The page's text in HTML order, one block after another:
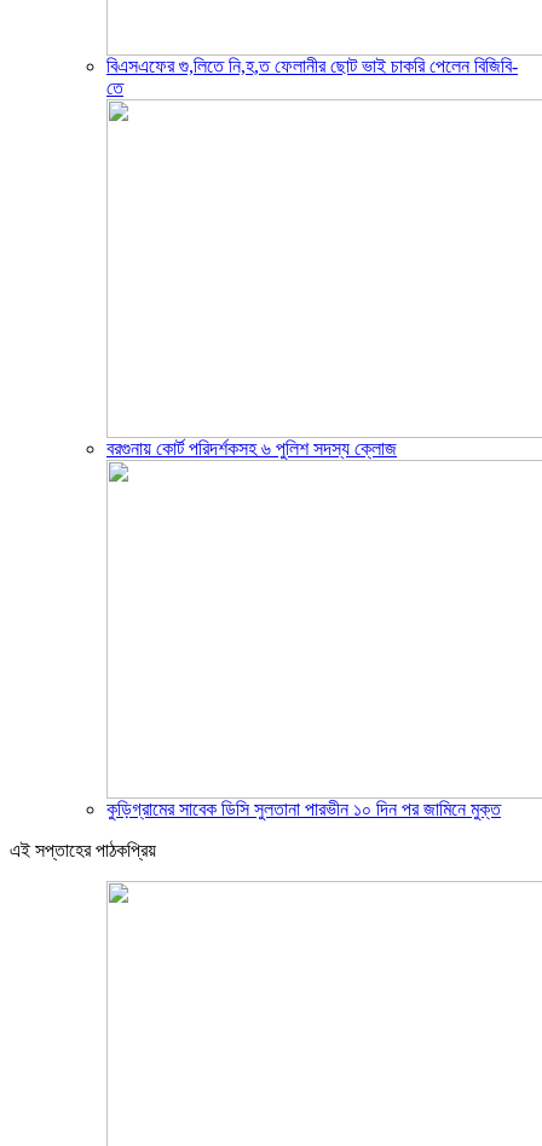
বিএসএফের গু,লিতে নি,হ,ত ফেলানীর ছোট ভাই চাকরি পেলেন বিজিবি-
তে
বরগুনায় কোর্ট পরিদর্শকসহ ৬ পুলিশ সদস্য ক্লোজ
কুড়িগ্রামের সাবেক ডিসি সুলতানা পারভীন ১০ দিন পর জামিনে মুক্ত
এই সপ্তাহের পাঠকপ্রিয়